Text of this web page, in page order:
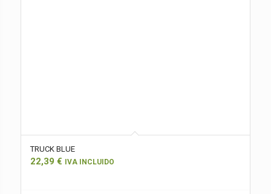
TRUCK BLUE
22,39 € IVA INCLUIDO